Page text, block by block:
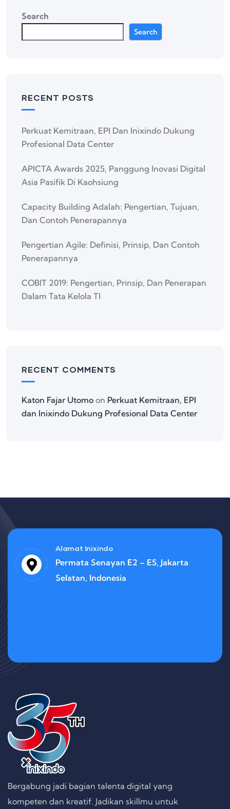
Search
Search
RECENT POSTS
Perkuat Kemitraan, EPI Dan Inixindo Dukung
Profesional Data Center
APICTA Awards 2025, Panggung Inovasi Digital
Asia Pasifik Di Kaohsiung
Capacity Building Adalah: Pengertian, Tujuan,
Dan Contoh Penerapannya
Pengertian Agile: Definisi, Prinsip, Dan Contoh
Penerapannya
COBIT 2019: Pengertian, Prinsip, Dan Penerapan
Dalam Tata Kelola TI
RECENT COMMENTS
Katon Fajar Utomo on Perkuat Kemitraan, EPI
dan Inixindo Dukung Profesional Data Center
Alamat Inixindo
Permata Senayan E2 – E5, Jakarta
Selatan, Indonesia
Bergabung jadi bagian talenta digital yang
kompeten dan kreatif. Jadikan skillmu untuk